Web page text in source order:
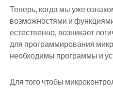
Теперь, когда мы уже
возможностями и
естественно, возникает
для программирования
необходимы программы и
Для того чтобы